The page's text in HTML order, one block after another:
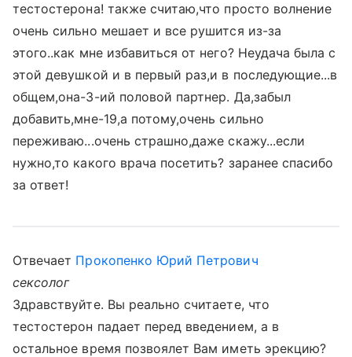
тестостерона! также считаю,что просто волнение
очень сильно мешает и все рушится из-за
этого..как мне избавиться от него? Неудача была с
этой девушкой и в первый раз,и в последующие...в
общем,она-3-ий половой партнер. Да,забыл
добавить,мне-19,а потому,очень сильно
переживаю...очень страшно,даже скажу...если
нужно,то какого врача посетить? заранее спасибо
за ответ!
Отвечает Прокопенко Юрий Петрович
сексолог
Здравствуйте. Вы реально считаете, что
тестостерон падает перед введением, а в
остальное время позвоялет Вам иметь эрекцию?